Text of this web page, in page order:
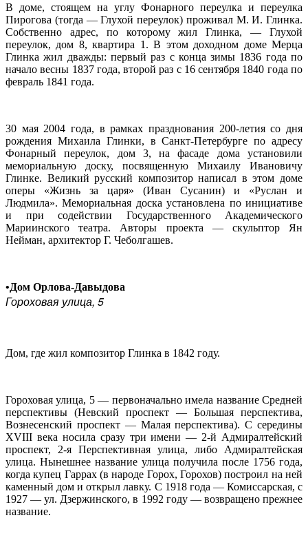
В доме, стоящем на углу Фонарного переулка и переулка
Пирогова (тогда — Глухой переулок) проживал М. И. Глинка.
Собственно адрес, по которому жил Глинка, — Глухой
переулок, дом 8, квартира 1. В этом доходном доме Мерца
Глинка жил дважды: первый раз с конца зимы 1836 года по
начало весны 1837 года, второй раз с 16 сентября 1840 года по
февраль 1841 года.
30 мая 2004 года, в рамках празднования 200-летия со дня
рождения Михаила Глинки, в Санкт-Петербурге по адресу
Фонарный переулок, дом 3, на фасаде дома установили
мемориальную доску, посвященную Михаилу Ивановичу
Глинке. Великий русский композитор написал в этом доме
оперы «Жизнь за царя» (Иван Сусанин) и «Руслан и
Людмила». Мемориальная доска установлена по инициативе
и при содействии Государственного Академического
Мариинского театра. Авторы проекта — скульптор Ян
Нейман, архитектор Г. Чеболгашев.
•Дом Орлова-Давыдова
Гороховая улица, 5
Дом, где жил композитор Глинка в 1842 году.
Гороховая улица, 5 — первоначально имела название Средней
перспективы (Невский проспект — Большая перспектива,
Вознесенский проспект — Малая перспектива). С середины
XVIII века носила сразу три имени — 2-й Адмиралтейский
проспект, 2-я Перспективная улица, либо Адмиралтейская
улица. Нынешнее название улица получила после 1756 года,
когда купец Гаррах (в народе Горох, Горохов) построил на ней
каменный дом и открыл лавку. С 1918 года — Комиссарская, с
1927 — ул. Дзержинского, в 1992 году — возвращено прежнее
название.